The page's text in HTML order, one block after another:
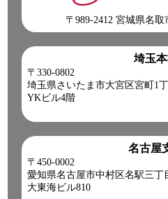
〒989-2412 宮城県名
埼玉
〒330-0802
埼玉県さいたま市大宮区宮町1
YKビル4階
名古屋
〒450-0002
愛知県名古屋市中村区名駅三丁
大東海ビル810